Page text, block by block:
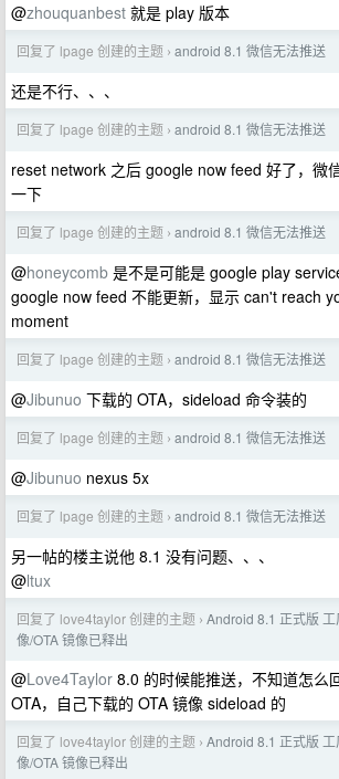
@zhouquanbest 就是 play 版本
回复了 lpage 创建的主题 › android 8.1 微信无法推送
还是不行、、、
回复了 lpage 创建的主题 › android 8.1 微信无法推送
reset network 之后 google now feed 好了，微
一下
回复了 lpage 创建的主题 › android 8.1 微信无法推送
@honeycomb 是不是可能是 google play
google now feed 不能更新，显示 can't reach
moment
回复了 lpage 创建的主题 › android 8.1 微信无法推送
@Jibunuo 下载的 OTA，sideload 命令装的
回复了 lpage 创建的主题 › android 8.1 微信无法推送
@Jibunuo nexus 5x
回复了 lpage 创建的主题 › android 8.1 微信无法推送
另一帖的楼主说他 8.1 没有问题、、、
@ltux
回复了 love4taylor 创建的主题 › Android 8.1 正式版 工
像/OTA 镜像已释出
@Love4Taylor 8.0 的时候能推送，不知道怎么
OTA，自己下载的 OTA 镜像 sideload 的
回复了 love4taylor 创建的主题 › Android 8.1 正式版 工
像/OTA 镜像已释出